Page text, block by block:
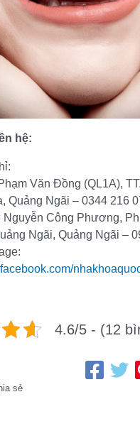
hệ:
Văn Đồng (QL1A),
Quảng Ngãi – 0344 216
Nguyễn Công Phương,
Ngãi, Quảng Ngãi –
4.6/5 - (12
sẻ